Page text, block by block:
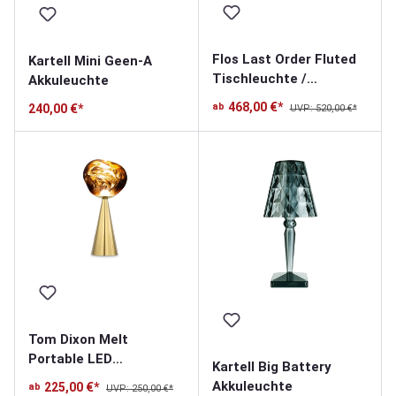
Kartell Mini Geen-A
Akkuleuchte
240,00 €*
Flos Last Order Fluted
Tischleuchte /
Akkuleuchte
ab 468,00 €* UVP: 520,00 €*
Tom Dixon Melt
Portable LED
Akkuleuchte
ab 225,00 €* UVP: 250,00 €*
Kartell Big Battery
Akkuleuchte